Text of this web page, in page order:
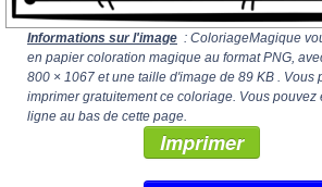
Informations sur l'image : ColoriageMagique
en papier coloration magique au format PNG,
800 × 1067 et une taille d'image de 89 KB . Vous
imprimer gratuitement ce coloriage. Vous
ligne au bas de cette page.
Imprimer